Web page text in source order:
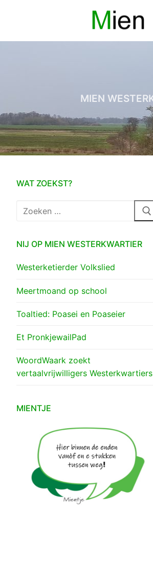
inhoud
MIEN
WAT ZOEKST?
Zoeken
NIJ OP MIEN WESTERKWARTIER
Westerketierder Volkslied
Meertmoand op school
Toaltied: Poasei en Poaseier
Et PronkjewailPad
WoordWaark zoekt
vertaalvrijwilligers Westerkwartiers
MIENTJE